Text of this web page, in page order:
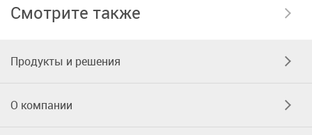
Смотрите также
Продукты и решения
О компании